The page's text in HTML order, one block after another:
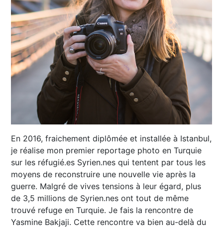
En 2016, fraichement diplômée et installée à Istanbul,
je réalise mon premier reportage photo en Turquie
sur les réfugié.es Syrien.nes qui tentent par tous les
moyens de reconstruire une nouvelle vie après la
guerre. Malgré de vives tensions à leur égard, plus
de 3,5 millions de Syrien.nes ont tout de même
trouvé refuge en Turquie. Je fais la rencontre de
Yasmine Bakjaji. Cette rencontre va bien au-delà du